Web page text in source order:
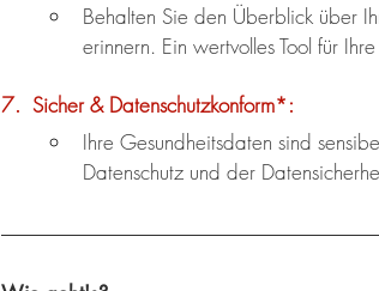
Behalten Sie den Überblick über
erinnern. Ein wertvolles Tool für
7.  Sicher & Datenschutzkonform*:
Ihre Gesundheitsdaten sind
Datenschutz und der